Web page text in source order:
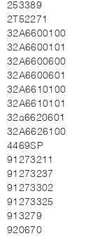
253389
2T52271
32A6600100
32A6600101
32A6600600
32A6600601
32A6610100
32A6610101
32a6620601
32A6626100
4469SP
91273211
91273237
91273302
91273325
913279
920670